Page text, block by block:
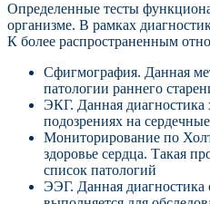
Определенные тесты
организме. В рамках
К более распространенным
Сфигмография. Данная
патологии раннего
ЭКГ. Данная диагностика
подозрениях на
Мониторирование по
здоровье сердца. Такая
список патологий
ЭЭГ. Данная диагностика